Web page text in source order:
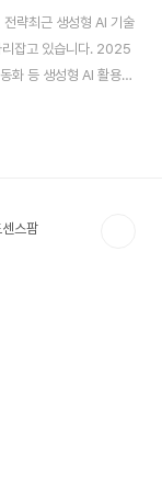
략최근 생성형 AI 기술
리잡고 있습니다. 2025
화 등 생성형 AI 활용이
고민이 중요해졌습니
스팜